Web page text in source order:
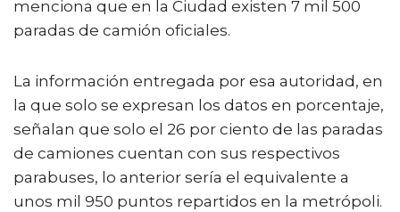
menciona que en la Ciudad existen 7 mil 500
paradas de camión oficiales.
La información entregada por esa autoridad, en
la que solo se expresan los datos en porcentaje,
señalan que solo el 26 por ciento de las paradas
de camiones cuentan con sus respectivos
parabuses, lo anterior sería el equivalente a
unos mil 950 puntos repartidos en la metrópoli.